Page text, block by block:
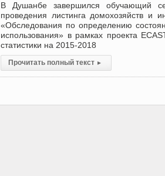
В Душанбе завершился обучающий
проведения листинга домохозяйств и
«Обследования по определению
использования» в рамках проекта
статистики на 2015-2018
Прочитать полный текст ▸